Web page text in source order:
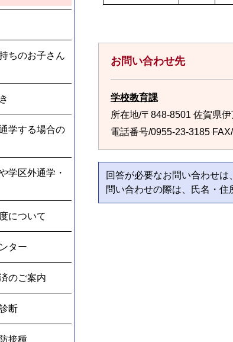
ちのお子さん
学する場合の
学区外通学・
について
ター
のご案内
断
接種
お問い合わせ先
学校教育課
所在地/〒848-8501 佐賀県
電話番号/0955-23-3185
回答が必要なお問い合わせ
問い合わせの際は、氏名・住